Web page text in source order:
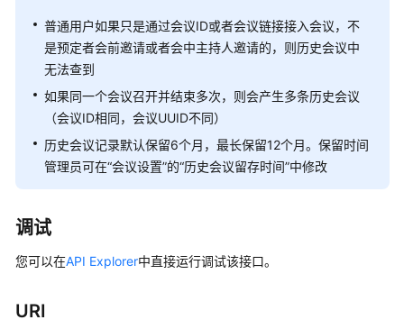
绍
计
费
买
南
快
入
普通用户如果只是通过会议ID或者会议链接接入会议，不
是预定者会前邀请或者会中主持人邀请的，则历史会议中
无法查到
如果同一个会议召开并结束多次，则会产生多条历史会议
（会议ID相同，会议UUID不同）
历史会议记录默认保留6个月，最长保留12个月。保留时间
管理员可在“会议设置”的“历史会议留存时间”中修改
调试
您可以在API Explorer中直接运行调试该接口。
URI